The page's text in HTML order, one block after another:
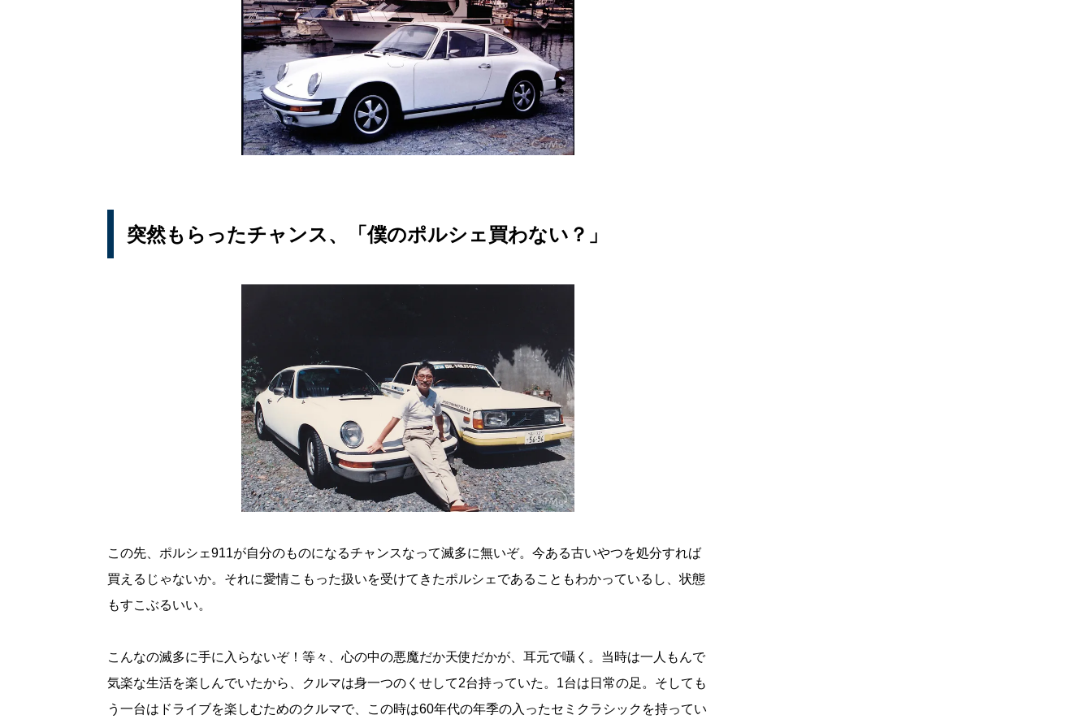
突然もらったチャンス、「僕のポルシェ買わない？」
この先、ポルシェ911が自分のものになるチャンスなって滅多に無いぞ。今ある古いやつを処分すれば
買えるじゃないか。それに愛情こもった扱いを受けてきたポルシェであることもわかっているし、状態
もすこぶるいい。
こんなの滅多に手に入らないぞ！等々、心の中の悪魔だか天使だかが、耳元で囁く。当時は一人もんで
気楽な生活を楽しんでいたから、クルマは身一つのくせして2台持っていた。1台は日常の足。そしても
う一台はドライブを楽しむためのクルマで、この時は60年代の年季の入ったセミクラシックを持ってい